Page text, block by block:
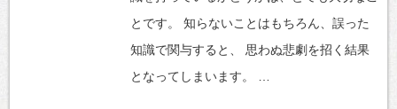
とです。 知らないことはもちろん、誤った
知識で関与すると、 思わぬ悲劇を招く結果
となってしまいます。 …